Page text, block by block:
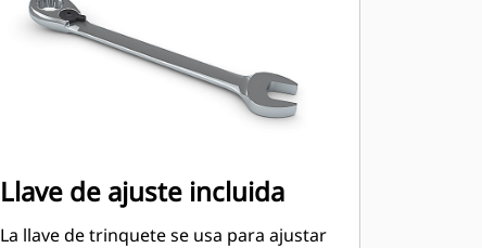
Llave de ajuste incluida
La llave de trinquete se usa para ajustar